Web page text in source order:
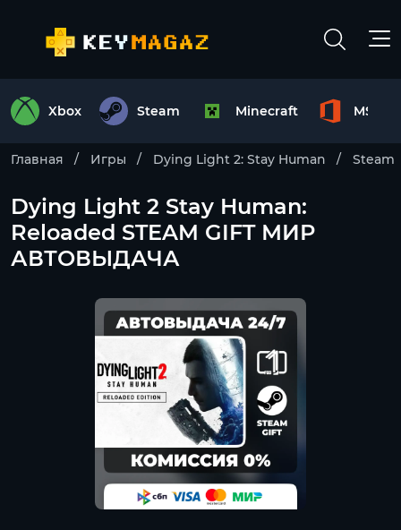
Xbox Steam Minecraft MS
Главная Игры Dying Light 2: Stay Human Steam
Dying Light 2 Stay Human:
Reloaded STEAM GIFT МИР
АВТОВЫДАЧА